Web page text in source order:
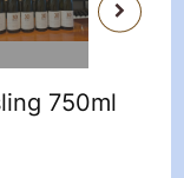
NEXT
750ml